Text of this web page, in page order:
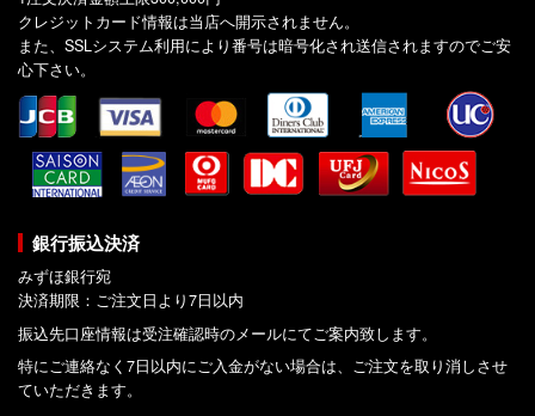
クレジットカード情報は当店へ開示されません。
また、SSLシステム利用により番号は暗号化され送信されますのでご安
心下さい。
銀行振込決済
みずほ銀行宛
決済期限：ご注文日より7日以内
振込先口座情報は受注確認時のメールにてご案内致します。
特にご連絡なく7日以内にご入金がない場合は、ご注文を取り消しさせ
ていただきます。